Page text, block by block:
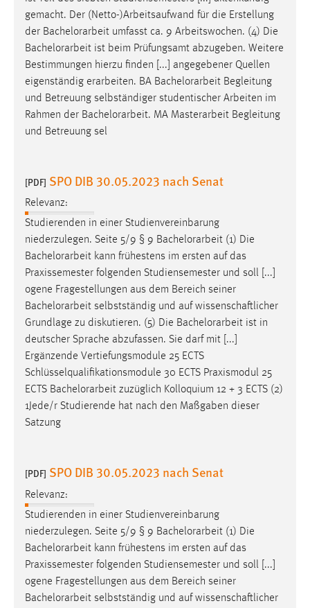
gemacht. Der (Netto-)Arbeitsaufwand für die Erstellung
der Bachelorarbeit umfasst ca. 9 Arbeitswochen. (4) Die
Bachelorarbeit ist beim Prüfungsamt abzugeben. Weitere
Bestimmungen hierzu finden [...] angegebener Quellen
eigenständig erarbeiten. BA Bachelorarbeit Begleitung
und Betreuung selbständiger studentischer Arbeiten im
Rahmen der Bachelorarbeit. MA Masterarbeit Begleitung
und Betreuung sel
[PDF] SPO DIB 30.05.2023 nach Senat
Relevanz:
Studierenden in einer Studienvereinbarung
niederzulegen. Seite 5/9 § 9 Bachelorarbeit (1) Die
Bachelorarbeit kann frühestens im ersten auf das
Praxissemester folgenden Studiensemester und soll [...]
ogene Fragestellungen aus dem Bereich seiner
Bachelorarbeit selbstständig und auf wissenschaftlicher
Grundlage zu diskutieren. (5) Die Bachelorarbeit ist in
deutscher Sprache abzufassen. Sie darf mit [...]
Ergänzende Vertiefungsmodule 25 ECTS
Schlüsselqualifikationsmodule 30 ECTS Praxismodul 25
ECTS Bachelorarbeit zuzüglich Kolloquium 12 + 3 ECTS (2)
1Jede/r Studierende hat nach den Maßgaben dieser
Satzung
[PDF] SPO DIB 30.05.2023 nach Senat
Relevanz:
Studierenden in einer Studienvereinbarung
niederzulegen. Seite 5/9 § 9 Bachelorarbeit (1) Die
Bachelorarbeit kann frühestens im ersten auf das
Praxissemester folgenden Studiensemester und soll [...]
ogene Fragestellungen aus dem Bereich seiner
Bachelorarbeit selbstständig und auf wissenschaftlicher
EXTERNE MEDIEN
Um Inhalte von Videoplattformen und Social Media
Plattformen anzeigen zu können, werden von diesen
externen Medien Cookies gesetzt.
YouTube
Vimeo